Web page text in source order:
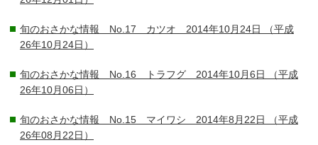
旬のおさかな情報 No.17 カツオ 2014年10月24日
（平成
26年10月24日）
旬のおさかな情報 No.16 トラフグ 2014年10月6日
（平成
26年10月06日）
旬のおさかな情報 No.15 マイワシ 2014年8月22日
（平成
26年08月22日）